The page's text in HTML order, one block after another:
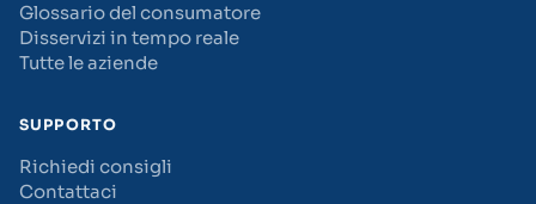
Glossario del consumatore
Disservizi in tempo reale
Tutte le aziende
SUPPORTO
Richiedi consigli
Contattaci